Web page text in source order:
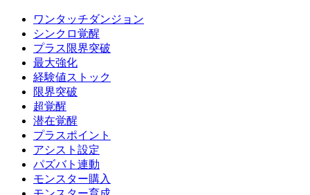
ワンタッチダンジョン
シンクロ覚醒
プラス限界突破
最大強化
経験値ストック
限界突破
超覚醒
潜在覚醒
プラスポイント
アシスト設定
パズバト連動
モンスター購入